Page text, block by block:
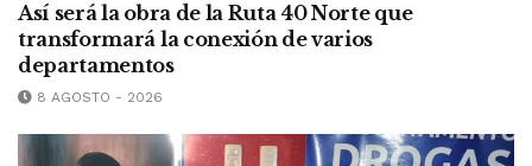
Así será la obra de la Ruta 40 Norte que
transformará la conexión de varios
departamentos
8 AGOSTO - 2026